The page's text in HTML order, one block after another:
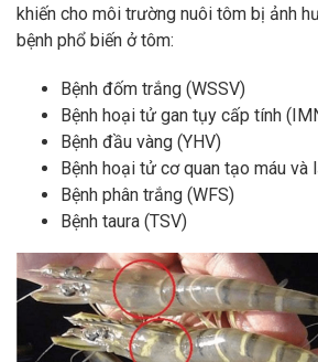
khiến cho môi trường nuôi tôm bị ảnh
bệnh phổ biến ở tôm:
Bệnh đốm trắng (WSSV)
Bệnh hoại tử gan tụy cấp tính
Bệnh đầu vàng (YHV)
Bệnh hoại tử cơ quan tạo máu và
Bệnh phân trắng (WFS)
Bệnh taura (TSV)